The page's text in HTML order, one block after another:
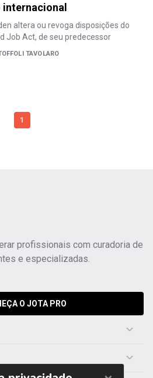
altera ou revoga disposições do
Job Act, de seu predecessor
TAVOLARO
1
profissionais com curadoria de
e especializadas.
O JOTA PRO